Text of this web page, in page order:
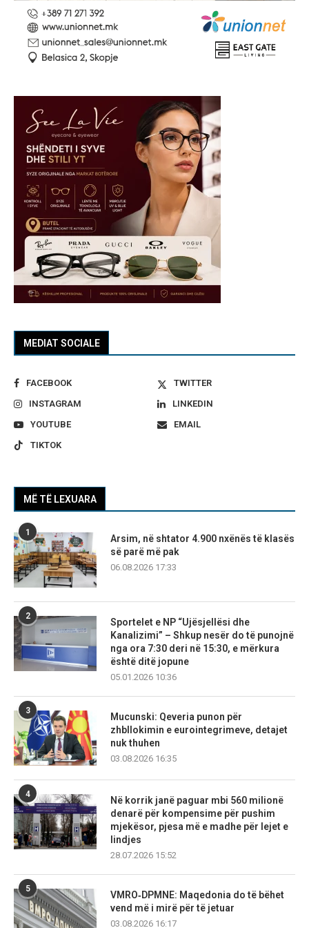
MEDIAT SOCIALE
FACEBOOK
TWITTER
INSTAGRAM
LINKEDIN
YOUTUBE
EMAIL
TIKTOK
MË TË LEXUARA
1
Arsim, në shtator 4.900 nxënës të klasës
së parë më pak
06.08.2026 17:33
2
Sportelet e NP “Ujësjellësi dhe
Kanalizimi” – Shkup nesër do të punojnë
nga ora 7:30 deri në 15:30, e mërkura
është ditë jopune
05.01.2026 10:36
3
Mucunski: Qeveria punon për
zhbllokimin e eurointegrimeve, detajet
nuk thuhen
03.08.2026 16:35
4
Në korrik janë paguar mbi 560 milionë
denarë për kompensime për pushim
mjekësor, pjesa më e madhe për lejet e
lindjes
28.07.2026 15:52
5
VMRO‑DPMNE: Maqedonia do të bëhet
vend më i mirë për të jetuar
03.08.2026 16:17